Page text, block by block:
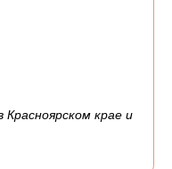
Красноярском крае и